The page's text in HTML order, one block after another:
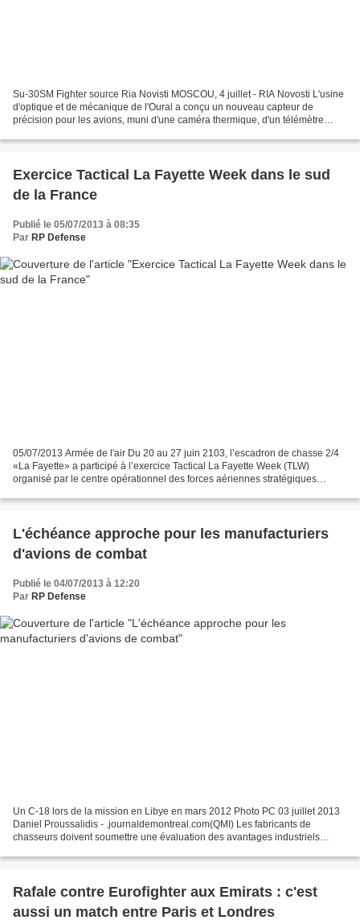
Su-30SM Fighter source Ria Novisti MOSCOU, 4 juillet - RIA Novosti L'usine
d'optique et de mécanique de l'Oural a conçu un nouveau capteur de
précision pour les avions, muni d'une caméra thermique, d'un télémètre
Exercice Tactical La Fayette Week dans le sud
de la France
Publié le 05/07/2013 à 08:35
Par RP Defense
05/07/2013 Armée de l'air Du 20 au 27 juin 2103, l’escadron de chasse 2/4
«La Fayette» a participé à l’exercice Tactical La Fayette Week (TLW)
organisé par le centre opérationnel des forces aériennes stratégiques
L'échéance approche pour les manufacturiers
d'avions de combat
Publié le 04/07/2013 à 12:20
Par RP Defense
Un C-18 lors de la mission en Libye en mars 2012 Photo PC 03 juillet 2013
Daniel Proussalidis - .journaldemontreal.com(QMI) Les fabricants de
chasseurs doivent soumettre une évaluation des avantages industriels
Rafale contre Eurofighter aux Emirats : c'est
aussi un match entre Paris et Londres